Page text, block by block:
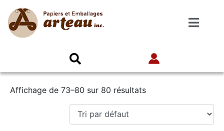
Affichage de 73–80 sur 80 résultats